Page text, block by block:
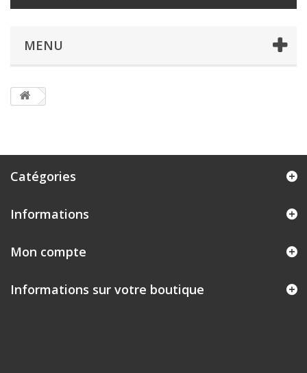
MENU
Catégories
Informations
Mon compte
Informations sur votre boutique